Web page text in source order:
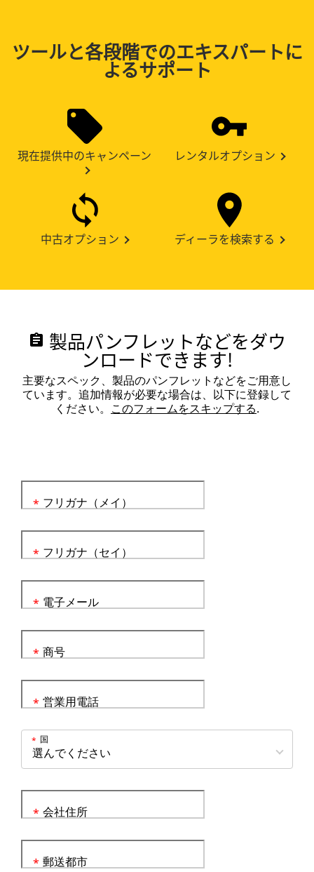
ツールと各段階でのエキスパートに
よるサポート
現在提供中のキャンペーン レンタルオプション
中古オプション ディーラを検索する
assignment 製品パンフレットなどをダウ
ンロードできます!
主要なスペック、製品のパンフレットなどをご用意し
ています。追加情報が必要な場合は、以下に登録して
ください。 このフォームをスキップする.
フリガナ（メイ）
*
フリガナ（セイ）
*
電子メール
*
商号
*
営業用電話
*
国
*
会社住所
*
郵送都市
*